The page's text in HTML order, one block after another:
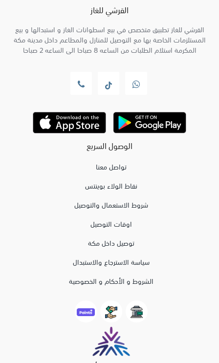
القرشي للغاز
القرشي للغاز تطبيق متخصص في بيع اسطوانات الغاز و استبدالها و بيع
المستلزمات الخاصة بها مع التوصيل للمنازل والمطاعم داخل مدينة مكة
المكرمة استلام الطلبات من الساعه 8 صباحا الى الساعه 2 صباحا
الوصول السريع
تواصل معنا
نقاط الولاء بوينتس
شروط الاستعمال والتوصيل
اوقات التوصيل
توصيل داخل مكة
سياسة الاسترجاع والاستبدال
الشروط و الأحكام و الخصوصية